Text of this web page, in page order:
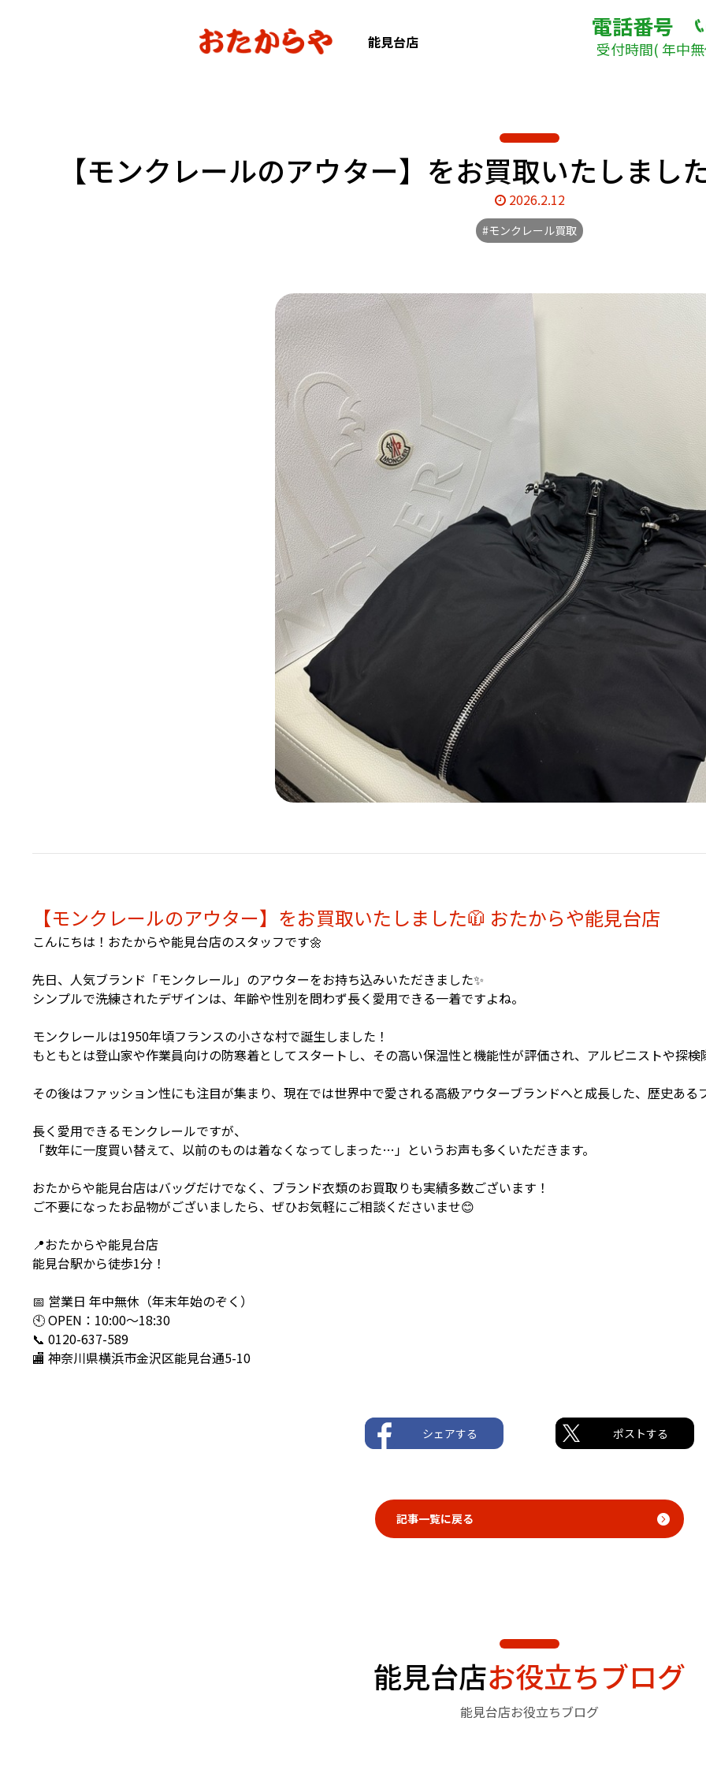
能見台店
電話番号
受付時間( 年中
【モンクレールのアウター】をお買取いたしまし
2026.2.12
#モンクレール買取
【モンクレールのアウター】をお買取いたしました🧥 おたからや能見台店
こんにちは！おたからや能見台店のスタッフです🌼
先日、人気ブランド「モンクレール」のアウターをお持ち込みいただきました✨
シンプルで洗練されたデザインは、年齢や性別を問わず長く愛用できる一着ですよね。
モンクレールは1950年頃フランスの小さな村で誕生しました！
もともとは登山家や作業員向けの防寒着としてスタートし、その高い保温性と機能性が評価され、アルピニストや探検
その後はファッション性にも注目が集まり、現在では世界中で愛される高級アウターブランドへと成長した、歴史ある
長く愛用できるモンクレールですが、
「数年に一度買い替えて、以前のものは着なくなってしまった…」というお声も多くいただきます。
おたからや能見台店はバッグだけでなく、ブランド衣類のお買取りも実績多数ございます！
ご不要になったお品物がございましたら、ぜひお気軽にご相談くださいませ😊
📍おたからや能見台店
能見台駅から徒歩1分！
📅 営業日 年中無休（年末年始のぞく）
🕙 OPEN：10:00〜18:30
📞 0120-637-589
🏬 神奈川県横浜市金沢区能見台通5-10
シェアする ポストする
記事一覧に戻る
能見台店お役立ちブログ
能見台店お役立ちブログ